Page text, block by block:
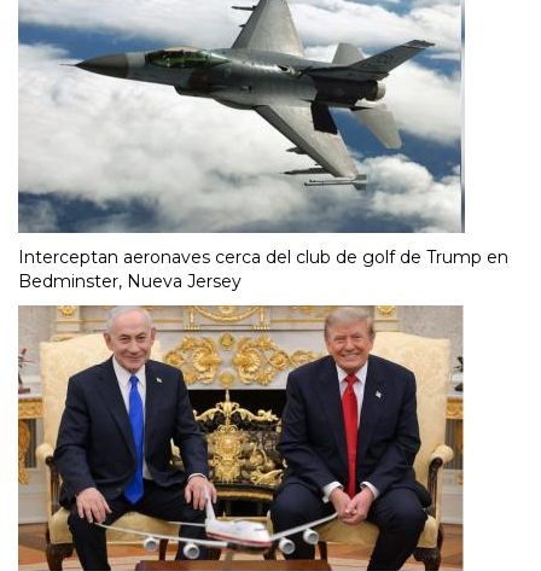
Interceptan aeronaves cerca del club de golf de Trump en
Bedminster, Nueva Jersey